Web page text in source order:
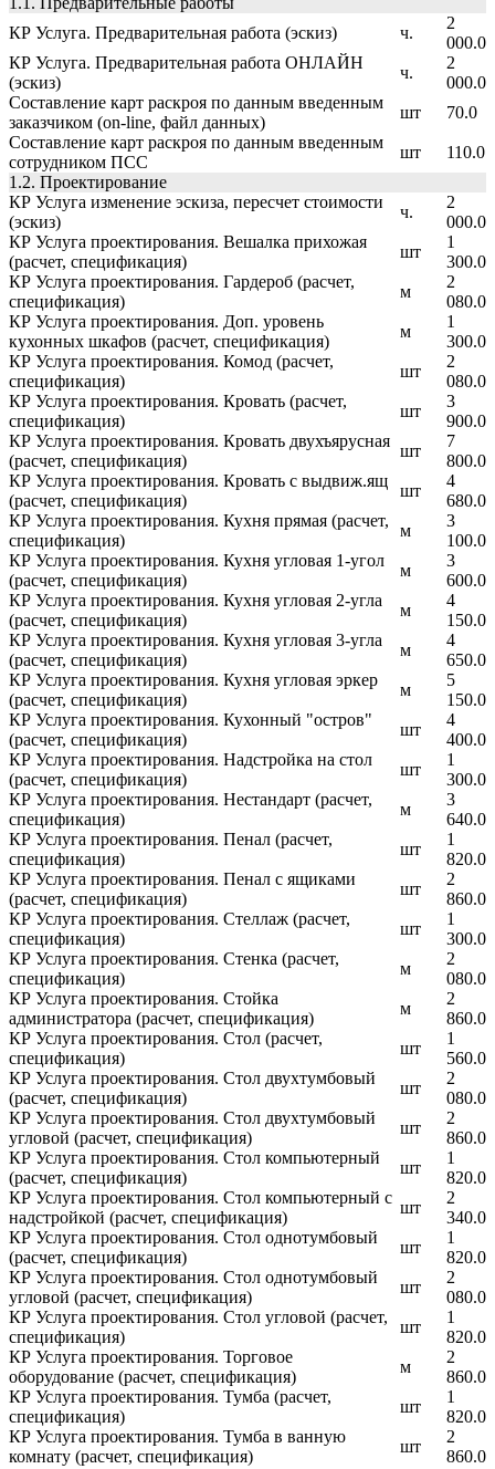
КР Услуга. Предварительная работа (эскиз)
ч.
2
000.0
КР Услуга. Предварительная работа ОНЛАЙН
(эскиз)
ч.
2
000.0
Составление карт раскроя по данным введенным
заказчиком (on-line, файл данных)
шт
70.0
Составление карт раскроя по данным введенным
сотрудником ПСС
шт
110.0
1.2. Проектирование
КР Услуга изменение эскиза, пересчет стоимости
(эскиз)
ч.
2
000.0
КР Услуга проектирования. Вешалка прихожая
(расчет, спецификация)
шт
1
300.0
КР Услуга проектирования. Гардероб (расчет,
спецификация)
м
2
080.0
КР Услуга проектирования. Доп. уровень
кухонных шкафов (расчет, спецификация)
м
1
300.0
КР Услуга проектирования. Комод (расчет,
спецификация)
шт
2
080.0
КР Услуга проектирования. Кровать (расчет,
спецификация)
шт
3
900.0
КР Услуга проектирования. Кровать двухъярусная
(расчет, спецификация)
шт
7
800.0
КР Услуга проектирования. Кровать с выдвиж.ящ
(расчет, спецификация)
шт
4
680.0
КР Услуга проектирования. Кухня прямая (расчет,
спецификация)
м
3
100.0
КР Услуга проектирования. Кухня угловая 1-угол
(расчет, спецификация)
м
3
600.0
КР Услуга проектирования. Кухня угловая 2-угла
(расчет, спецификация)
м
4
150.0
КР Услуга проектирования. Кухня угловая 3-угла
(расчет, спецификация)
м
4
650.0
КР Услуга проектирования. Кухня угловая эркер
(расчет, спецификация)
м
5
150.0
КР Услуга проектирования. Кухонный "остров"
(расчет, спецификация)
шт
4
400.0
КР Услуга проектирования. Надстройка на стол
(расчет, спецификация)
шт
1
300.0
КР Услуга проектирования. Нестандарт (расчет,
спецификация)
м
3
640.0
КР Услуга проектирования. Пенал (расчет,
спецификация)
шт
1
820.0
КР Услуга проектирования. Пенал с ящиками
(расчет, спецификация)
шт
2
860.0
КР Услуга проектирования. Стеллаж (расчет,
спецификация)
шт
1
300.0
КР Услуга проектирования. Стенка (расчет,
спецификация)
м
2
080.0
КР Услуга проектирования. Стойка
администратора (расчет, спецификация)
м
2
860.0
КР Услуга проектирования. Стол (расчет,
спецификация)
шт
1
560.0
КР Услуга проектирования. Стол двухтумбовый
(расчет, спецификация)
шт
2
080.0
КР Услуга проектирования. Стол двухтумбовый
угловой (расчет, спецификация)
шт
2
860.0
КР Услуга проектирования. Стол компьютерный
(расчет, спецификация)
шт
1
820.0
КР Услуга проектирования. Стол компьютерный с
надстройкой (расчет, спецификация)
шт
2
340.0
КР Услуга проектирования. Стол однотумбовый
(расчет, спецификация)
шт
1
820.0
КР Услуга проектирования. Стол однотумбовый
угловой (расчет, спецификация)
шт
2
080.0
КР Услуга проектирования. Стол угловой (расчет,
спецификация)
шт
1
820.0
КР Услуга проектирования. Торговое
оборудование (расчет, спецификация)
м
2
860.0
КР Услуга проектирования. Тумба (расчет,
спецификация)
шт
1
820.0
КР Услуга проектирования. Тумба в ванную
комнату (расчет, спецификация)
шт
2
860.0